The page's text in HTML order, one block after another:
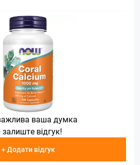
ваша думка
відгук!
+ Додати відгук